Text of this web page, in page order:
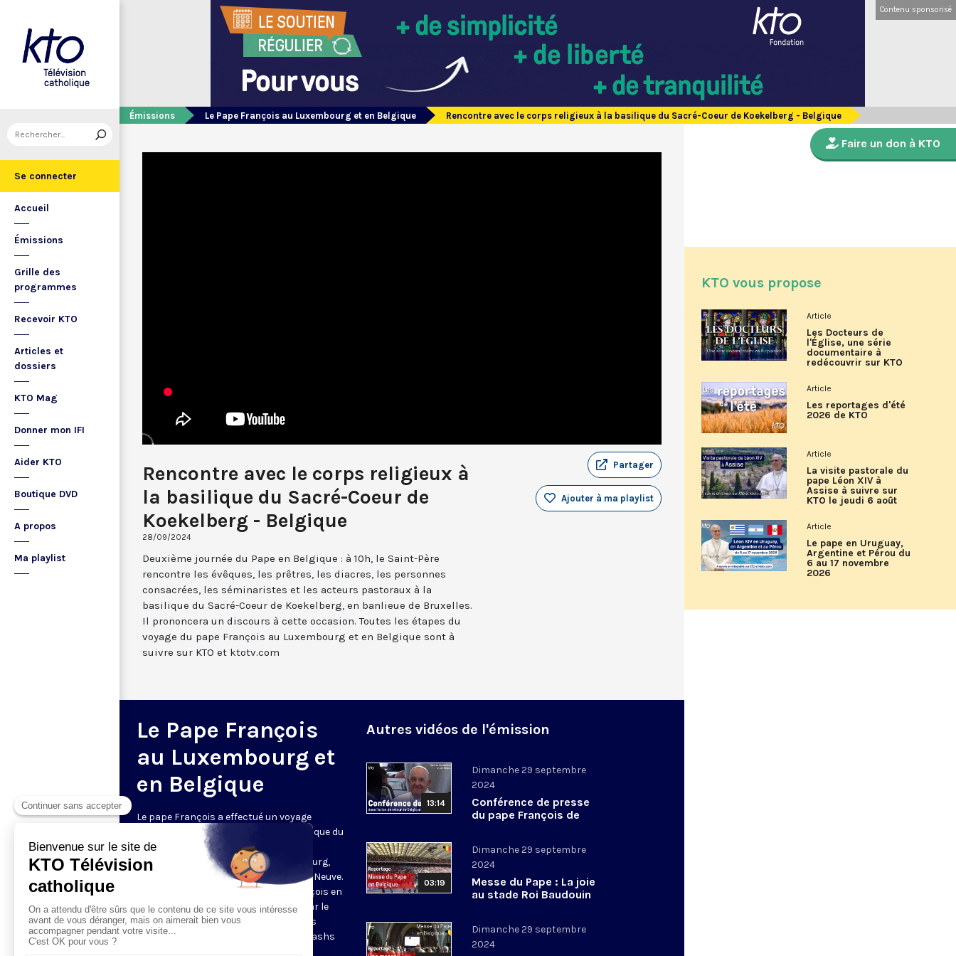
Se connecter
Accueil
Émissions
Grille des
programmes
Recevoir KTO
Articles et
dossiers
KTO Mag
Donner mon IFI
Aider KTO
Boutique DVD
A propos
Ma playlist
Contenu sponsorisé
Émissions Le Pape François au Luxembourg et en Belgique Rencontre avec le corps religieux à la basilique du Sacré-Coeur de Koekelberg - Belgique
Rencontre avec le corps religieux à
la basilique du Sacré-Coeur de
Koekelberg - Belgique
28/09/2024
Partager
Ajouter à ma playlist
Deuxième journée du Pape en Belgique : à 10h, le Saint-Père
rencontre les évêques, les prêtres, les diacres, les personnes
consacrées, les séminaristes et les acteurs pastoraux à la
basilique du Sacré-Coeur de Koekelberg, en banlieue de Bruxelles.
Il prononcera un discours à cette occasion. Toutes les étapes du
voyage du pape François au Luxembourg et en Belgique sont à
suivre sur KTO et ktotv.com
Le Pape François
au Luxembourg et
en Belgique
Le pape François a effectué un voyage
apostolique au Luxembourg et en Belgique du
26 au 29 septembre. Durant ce 46e
déplacement, il s'est rendu à Luxembourg,
puis à Bruxelles, Louvain et Louvain-la-Neuve.
C'était la première visite du pape François en
Belgique, pays visité à deux reprises par le
pape Jean-Paul II. Retrouvez ici tous les
directs, les temps forts ainsi que les flashs
Autres vidéos de l'émission
13:14
Dimanche 29 septembre
2024
Conférence de presse
du pape François de
Belgique
03:19
Dimanche 29 septembre
2024
Messe du Pape : La joie
au stade Roi Baudouin
Dimanche 29 septembre
2024
Faire un don à KTO
KTO vous propose
Article
Les Docteurs de
l'Église, une série
documentaire à
redécouvrir sur KTO
Article
Les reportages d'été
2026 de KTO
Article
La visite pastorale du
pape Léon XIV à
Assise à suivre sur
KTO le jeudi 6 août
Article
Le pape en Uruguay,
Argentine et Pérou du
6 au 17 novembre
2026